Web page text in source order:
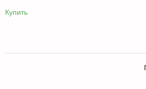
Купить